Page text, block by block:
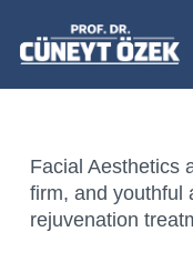
Facial Aesthetics
firm, and youthful
rejuvenation